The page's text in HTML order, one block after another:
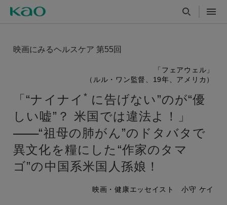
映画にみるヘルスケア 第55回
「フェアウェル」
（ルル・ワン監督、19年、アメリカ）
「“ナイナイ * に告げない”のが“優
しい嘘”？ 米国では違法よ！」
“祖母の肺がん”のドタバタで
異文化を糧にした“作家のタマ
ゴ”の中国系米国人孫娘！
映画・健康エッセイスト 小守 ケイ